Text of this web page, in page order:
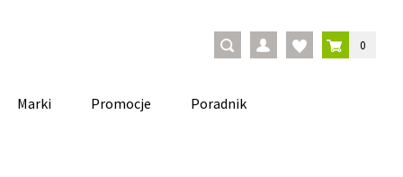
0
Marki Promocje Poradnik